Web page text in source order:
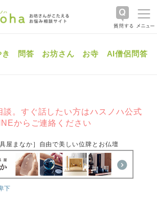
問答 お坊さん お寺 AI僧侶問答
談。すぐ話したい方はハスノハ公式
からご連絡ください
具屋まなか］自由で美しい位牌とお仏壇
下